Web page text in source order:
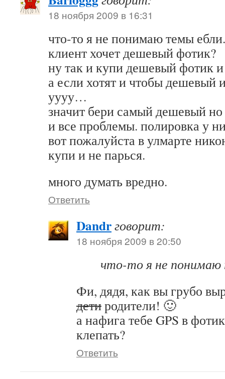
18 ноября 2009 в 16:31
что-то я не понимаю темы ебли.
клиент хочет дешевый фотик?
ну так и купи дешевый фотик и
а если хотят и чтобы
уууу…
значит бери самый дешевый
и все проблемы. полировка у
вот пожалуйста в улмарте
купи и не парься.
много думать вредно.
Ответить
Dandrговорит:
18 ноября 2009 в 20:50
что-то я не понимаю
Фи, дядя, как вы грубо
детиродители! 🙂
а нафига тебе GPS в
клепать?
Ответить